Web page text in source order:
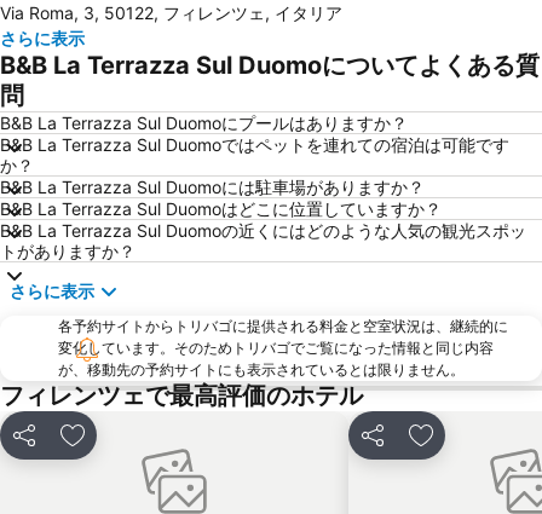
ジョットの鐘楼
Mercato di San Lorenzo
San Lorenzo Market
(ピエンツァ)フィレンツェ歴史地区
ダビデ像 (ミケランジェロ)
Basilica of St Lawrence
Officina Profumo Farmaceutica di Santa Maria Novella
Firenze Festival
The Westin Excelsior
サンタ・クローチェ教会
Il Prato
Siena Railway Station
Piazza della Repubblica
Via dei Calzaiuoli
Palazzo Strozzi
Badia Fiorentina
Soffiano
Peretola
Antella
Teatro Manzoni
Staggia Senese
Via Roma, 3, 50122, フィレンツェ, イタリア
さらに表示
B&B La Terrazza Sul Duomoについてよくある質
問
B&B La Terrazza Sul Duomoにプールはありますか？
B&B La Terrazza Sul Duomoではペットを連れての宿泊は可能です
か？
B&B La Terrazza Sul Duomoには駐車場がありますか？
B&B La Terrazza Sul Duomoはどこに位置していますか？
B&B La Terrazza Sul Duomoの近くにはどのような人気の観光スポッ
トがありますか？
さらに表示
各予約サイトからトリバゴに提供される料金と空室状況は、継続的に
変化しています。そのためトリバゴでご覧になった情報と同じ内容
が、移動先の予約サイトにも表示されているとは限りません。
フィレンツェで最高評価のホテル
シェア お気に入りに追加 シェア お気に入りに